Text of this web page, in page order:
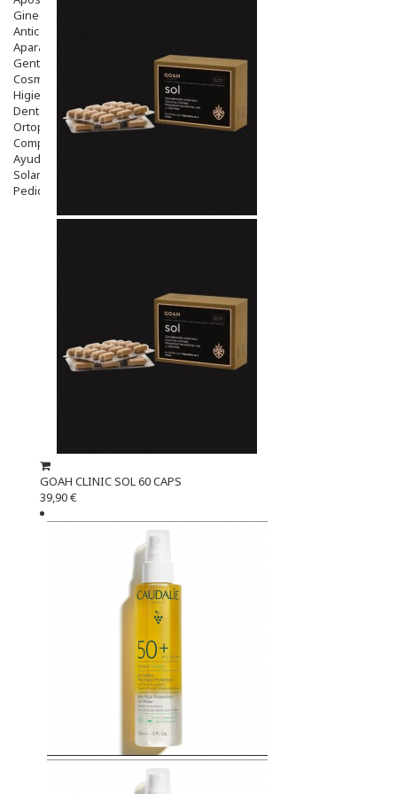
Ginecología
Anticonceptivos
Aparato Genital
Gente Mayor
Cosmética
Higiene
Dentales
Ortopedia
Complementos Nutricionales.
Ayudas
Solares
Pedido express
GOAH CLINIC SOL 60 CAPS
39,90 €